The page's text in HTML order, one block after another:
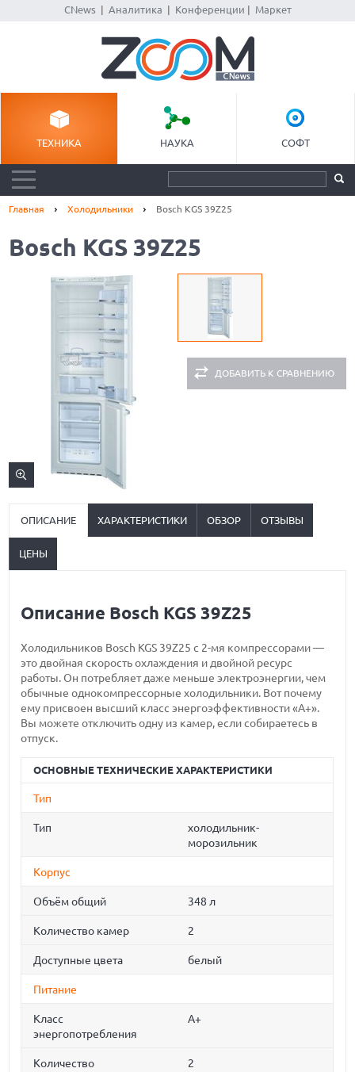
CNews| Аналитика Конференции Маркет
ТЕХНИКА НАУКА СОФТ
Главная Холодильники Bosch KGS 39Z25
Bosch KGS 39Z25
ДОБАВИТЬ К СРАВНЕНИЮ
ОПИСАНИЕ ХАРАКТЕРИСТИКИ ОБЗОР ОТЗЫВЫ
ЦЕНЫ
Описание Bosch KGS 39Z25
Холодильников Bosch KGS 39Z25 с 2-мя компрессорами —
это двойная скорость охлаждения и двойной ресурс
работы. Он потребляет даже меньше электроэнергии, чем
обычные однокомпрессорные холодильники. Вот почему
ему присвоен высший класс энергоэффективности «А+».
Вы можете отключить одну из камер, если собираетесь в
отпуск.
ОСНОВНЫЕ ТЕХНИЧЕСКИЕ ХАРАКТЕРИСТИКИ
Тип
Тип
холодильник-
морозильник
Корпус
Объём общий 348 л
Количество камер 2
Доступные цвета белый
Питание
Класс
энергопотребления
A+
Количество
2